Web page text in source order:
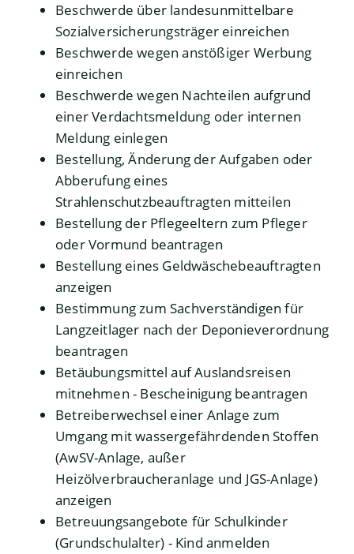
Beschwerde über landesunmittelbare
Sozialversicherungsträger einreichen
Beschwerde wegen anstößiger Werbung
einreichen
Beschwerde wegen Nachteilen aufgrund
einer Verdachtsmeldung oder internen
Meldung einlegen
Bestellung, Änderung der Aufgaben oder
Abberufung eines
Strahlenschutzbeauftragten mitteilen
Bestellung der Pflegeeltern zum Pfleger
oder Vormund beantragen
Bestellung eines Geldwäschebeauftragten
anzeigen
Bestimmung zum Sachverständigen für
Langzeitlager nach der Deponieverordnung
beantragen
Betäubungsmittel auf Auslandsreisen
mitnehmen - Bescheinigung beantragen
Betreiberwechsel einer Anlage zum
Umgang mit wassergefährdenden Stoffen
(AwSV-Anlage, außer
Heizölverbraucheranlage und JGS-Anlage)
anzeigen
Betreuungsangebote für Schulkinder
(Grundschulalter) - Kind anmelden